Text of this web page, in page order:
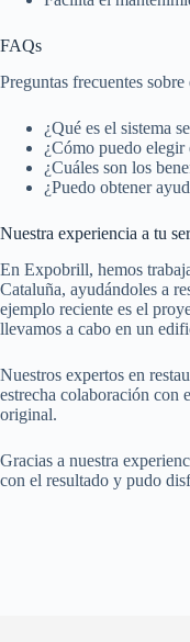
FAQs
Preguntas frecuentes
¿Qué es el sistema
¿Cómo puedo elegir
¿Cuáles son los
¿Puedo obtener
Nuestra experiencia a tu
En Expobrill, hemos
Cataluña, ayudándoles a
ejemplo reciente es el
llevamos a cabo en un
Nuestros expertos en
estrecha colaboración con
original.
Gracias a nuestra
con el resultado y pudo